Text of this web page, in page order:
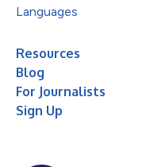
Languages
Resources
Blog
For Journalists
Sign Up